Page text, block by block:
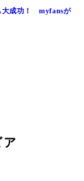
大成功！ myfansが